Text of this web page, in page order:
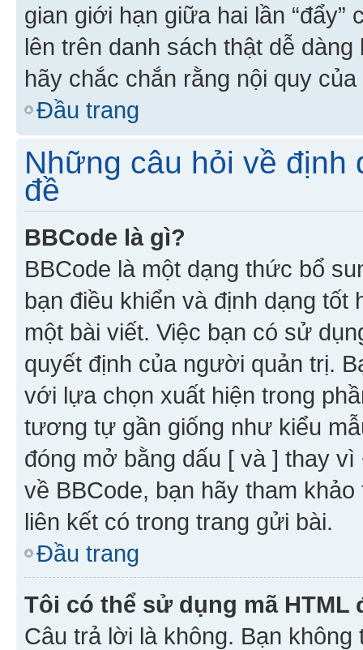
gian giới hạn giữa hai lần “đẩy”
lên trên danh sách thật dễ
hãy chắc chắn rằng nội quy
Đầu trang
Những câu hỏi về định
đề
BBCode là gì?
BBCode là một dạng thức bổ
bạn điều khiển và định dạng
một bài viết. Việc bạn có sử
quyết định của người quản trị.
với lựa chọn xuất hiện trong
tương tự gần giống như kiểu
đóng mở bằng dấu [ và ] thay
về BBCode, bạn hãy tham
liên kết có trong trang gửi bài.
Đầu trang
Tôi có thể sử dụng mã
Câu trả lời là không. Bạn